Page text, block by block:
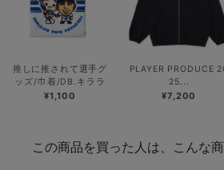
推しに推されて選手グ
ッズ/巾着/DB.キララ
¥1,100
PLAYER PRODUCE
25...
¥7,200
この商品を買った人は、こんな